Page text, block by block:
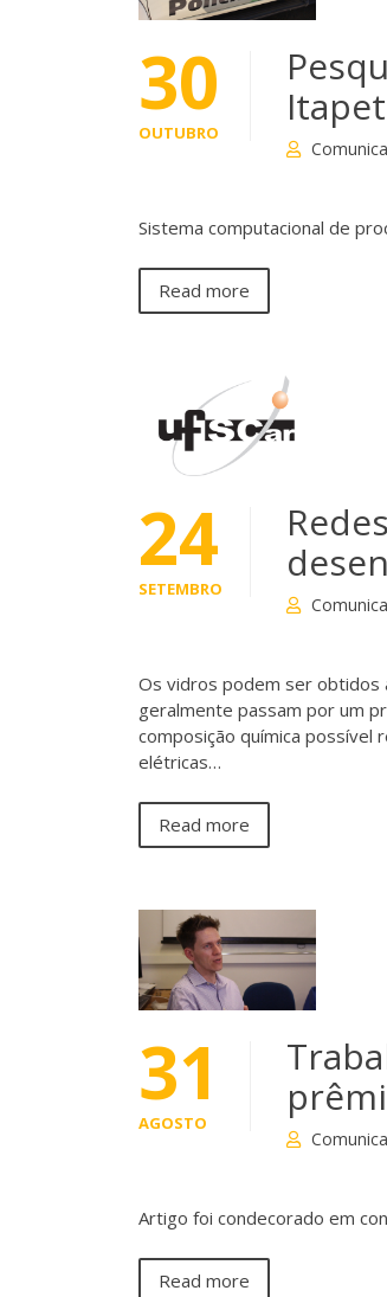
30
OUTUBRO
Sistema computacional de
Read more
24
SETEMBRO
Os vidros podem ser obtidos
geralmente passam por um
composição química possível
elétricas…
Read more
31
AGOSTO
Artigo foi condecorado em
Read more